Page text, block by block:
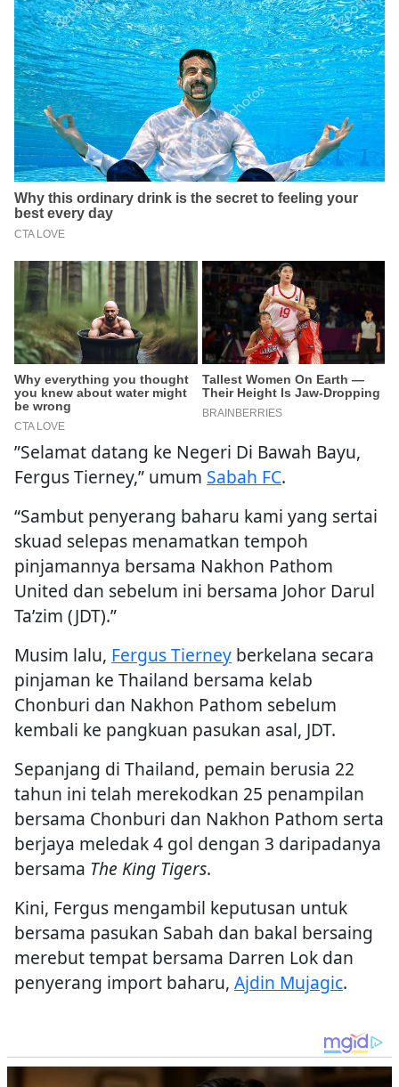
”Selamat datang ke Negeri Di Bawah Bayu,
Fergus Tierney,” umum Sabah FC.
“Sambut penyerang baharu kami yang sertai
skuad selepas menamatkan tempoh
pinjamannya bersama Nakhon Pathom
United dan sebelum ini bersama Johor Darul
Ta’zim (JDT).”
Musim lalu, Fergus Tierney berkelana secara
pinjaman ke Thailand bersama kelab
Chonburi dan Nakhon Pathom sebelum
kembali ke pangkuan pasukan asal, JDT.
Sepanjang di Thailand, pemain berusia 22
tahun ini telah merekodkan 25 penampilan
bersama Chonburi dan Nakhon Pathom serta
berjaya meledak 4 gol dengan 3 daripadanya
bersama The King Tigers.
Kini, Fergus mengambil keputusan untuk
bersama pasukan Sabah dan bakal bersaing
merebut tempat bersama Darren Lok dan
penyerang import baharu, Ajdin Mujagic.